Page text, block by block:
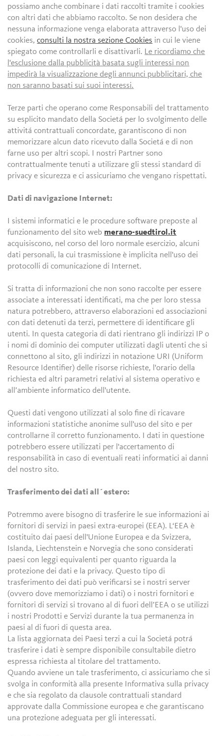
possiamo anche combinare i dati raccolti tramite i cookies
con altri dati che abbiamo raccolto. Se non desidera che
nessuna informazione venga elaborata attraverso l'uso dei
cookies,consulti la nostra sezione Cookies in cui le viene
spiegato come controllarli e disattivarli. Le ricordiamo che
l'esclusione dalla pubblicità basata sugli interessi non
impedirà la visualizzazione degli annunci pubblicitari, che
non saranno basati sui suoi interessi.
Terze parti che operano come Responsabili del trattamento
su esplicito mandato della Societá per lo svolgimento delle
attivitá contrattuali concordate, garantiscono di non
memorizzare alcun dato ricevuto dalla Societá e di non
farne uso per altri scopi. I nostri Partner sono
contrattualmente tenuti a utilizzare gli stessi standard di
privacy e sicurezza e ci assicuriamo che vengano rispettati.
Dati di navigazione Internet:
I sistemi informatici e le procedure software preposte al
funzionamento del sito web merano-suedtirol.it
acquisiscono, nel corso del loro normale esercizio, alcuni
dati personali, la cui trasmissione è implicita nell'uso dei
protocolli di comunicazione di Internet.
Si tratta di informazioni che non sono raccolte per essere
associate a interessati identificati, ma che per loro stessa
natura potrebbero, attraverso elaborazioni ed associazioni
con dati detenuti da terzi, permettere di identificare gli
utenti. In questa categoria di dati rientrano gli indirizzi IP o
i nomi di dominio dei computer utilizzati dagli utenti che si
connettono al sito, gli indirizzi in notazione URI (Uniform
Resource Identifier) delle risorse richieste, l'orario della
richiesta ed altri parametri relativi al sistema operativo e
all’ambiente informatico dell'utente.
Questi dati vengono utilizzati al solo fine di ricavare
informazioni statistiche anonime sull'uso del sito e per
controllarne il corretto funzionamento. I dati in questione
potrebbero essere utilizzati per l'accertamento di
responsabilità in caso di eventuali reati informatici ai danni
del nostro sito.
Trasferimento dei dati all´estero:
Potremmo avere bisogno di trasferire le sue informazioni ai
fornitori di servizi in paesi extra-europei (EEA). L‘EEA è
costituito dai paesi dell'Unione Europea e da Svizzera,
Islanda, Liechtenstein e Norvegia che sono considerati
paesi con leggi equivalenti per quanto riguarda la
protezione dei dati e la privacy. Questo tipo di
trasferimento dei dati può verificarsi se i nostri server
(ovvero dove memorizziamo i dati) o i nostri fornitori e
fornitori di servizi si trovano al di fuori dell’EEA o se utilizzi
i nostri Prodotti e Servizi durante la tua permanenza in
paesi al di fuori di questa area.
La lista aggiornata dei Paesi terzi a cui la Societá potrá
trasferire i dati è sempre disponibile consultabile dietro
espressa richiesta al titolare del trattamento.
Quando avviene un tale trasferimento, ci assicuriamo che si
svolga in conformità alla presente Informativa sulla privacy
e che sia regolato da clausole contrattuali standard
approvate dalla Commissione europea e che garantiscano
una protezione adeguata per gli interessati.